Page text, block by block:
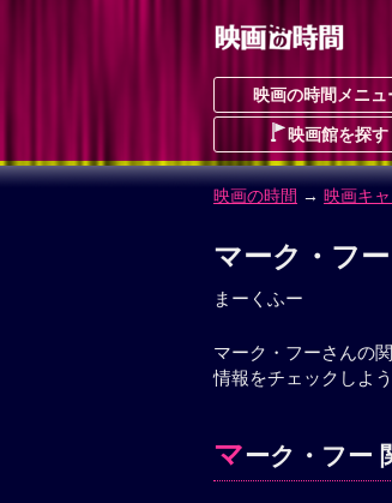
映画の時間メニュ
映画館を探す
映画の時間 → 映画キャ
マーク・フー
まーくふー
マーク・フーさんの
情報をチェックしよう
マーク・フー